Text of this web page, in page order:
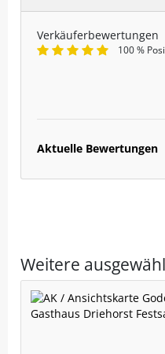
Verkäuferbewertungen
100 %
Aktuelle Bewertungen
Weitere